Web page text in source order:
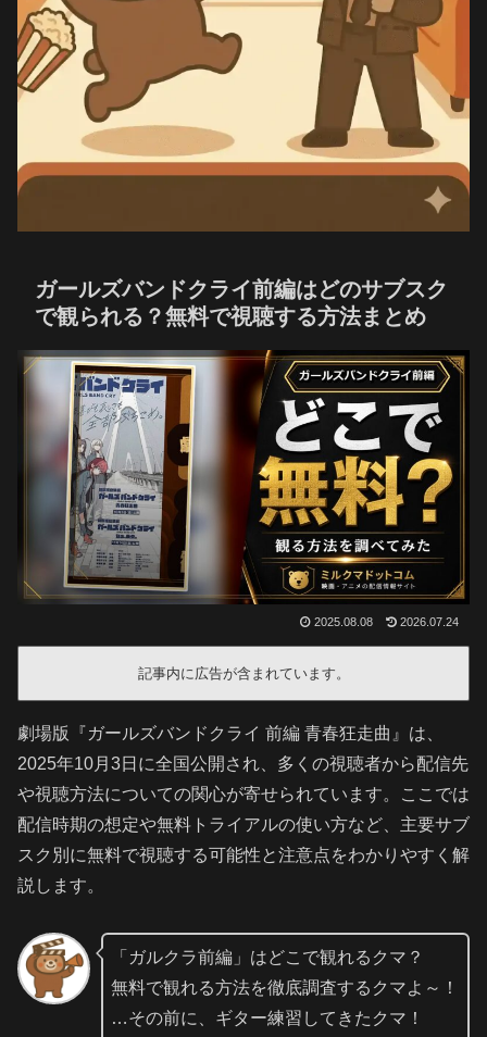
ガールズバンドクライ前編はどのサブスク
で観られる？無料で視聴する方法まとめ
2025.08.08 2026.07.24
記事内に広告が含まれています。
劇場版『ガールズバンドクライ 前編 青春狂走曲』は、
2025年10月3日に全国公開され、多くの視聴者から配信先
や視聴方法についての関心が寄せられています。ここでは
配信時期の想定や無料トライアルの使い方など、主要サブ
スク別に無料で視聴する可能性と注意点をわかりやすく解
説します。
「ガルクラ前編」はどこで観れるクマ？
無料で観れる方法を徹底調査するクマよ～！
…その前に、ギター練習してきたクマ！